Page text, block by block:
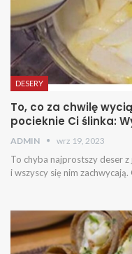
DESERY
To, co za chwilę
pocieknie Ci ślinka:
ADMIN wrz 19, 2023
To chyba najprostszy deser
i wszyscy się nim